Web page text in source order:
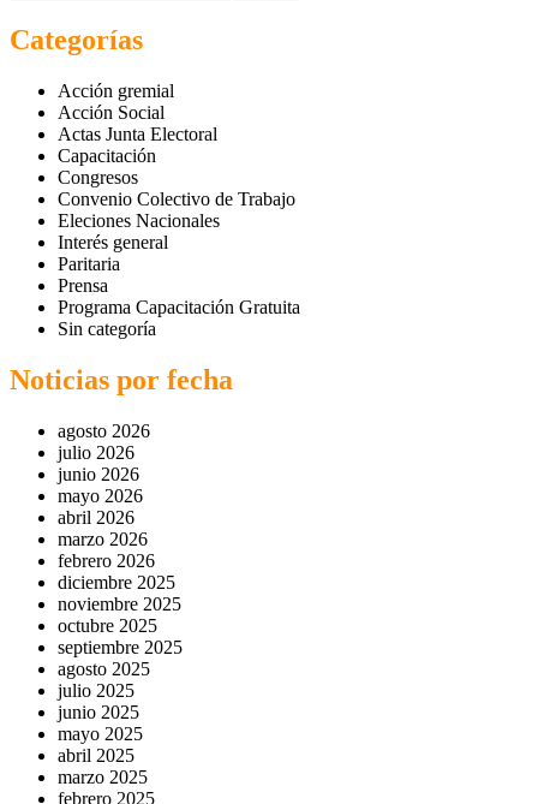
Categorías
Acción gremial
Acción Social
Actas Junta Electoral
Capacitación
Congresos
Convenio Colectivo de Trabajo
Eleciones Nacionales
Interés general
Paritaria
Prensa
Programa Capacitación Gratuita
Sin categoría
Noticias por fecha
agosto 2026
julio 2026
junio 2026
mayo 2026
abril 2026
marzo 2026
febrero 2026
diciembre 2025
noviembre 2025
octubre 2025
septiembre 2025
agosto 2025
julio 2025
junio 2025
mayo 2025
abril 2025
marzo 2025
febrero 2025